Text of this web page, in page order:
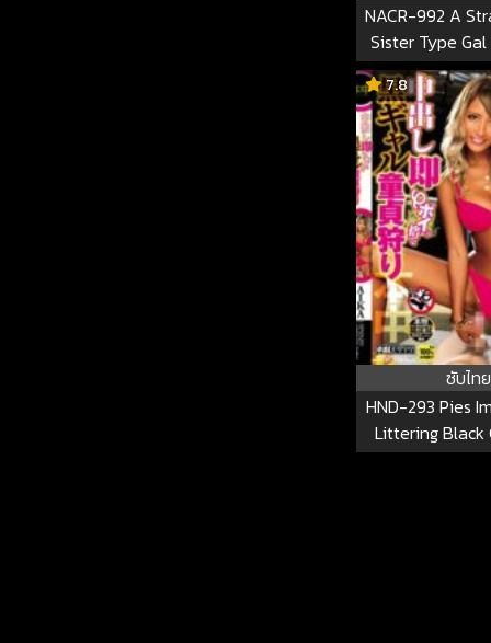
NACR-992 A
Sister Type
Ended Up Living
AIKA
7.8
ซับไทย
HND-293 Pies
Littering Black
Hunting AIKA